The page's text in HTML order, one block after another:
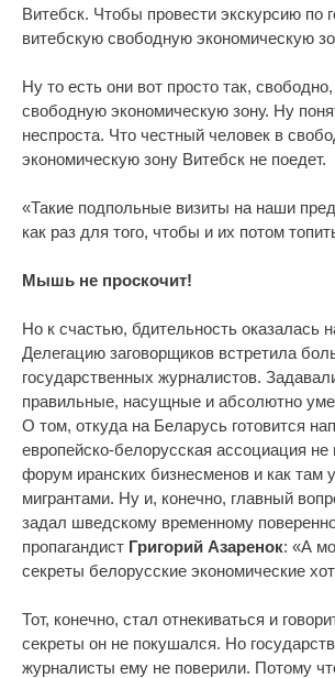
Витебск. Чтобы провести экскурсию по
витебскую свободную экономическую
Ну то есть они вот просто так,
свободную экономическую зону. Ну
неспроста. Что честный человек в
экономическую зону Витебск не поедет.
«Такие подпольные визиты на наши
как раз для того, чтобы и их потом
Мышь не проскочит!
Но к счастью, бдительность оказалась
Делегацию заговорщиков встретила
государственных журналистов.
правильные, насущные и абсолютно
О том, откуда на Беларусь готовится
европейско-белорусская ассоциация не
форум иранских бизнесменов и как там
мигрантами. Ну и, конечно, главный
задал шведскому временному
пропагандист Григорий Азаренок: «А
секреты белорусские экономические
Тот, конечно, стал отнекиваться и
секреты он не покушался. Но
журналисты ему не поверили. Потому